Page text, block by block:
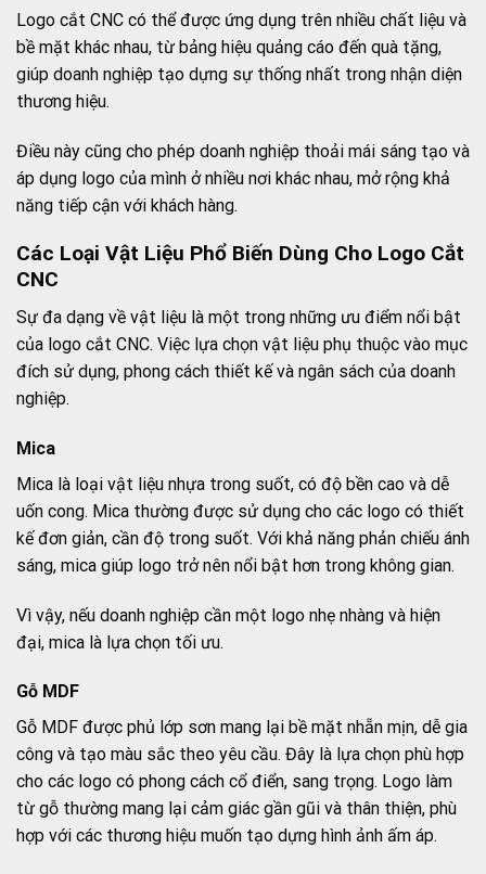
Logo cắt CNC có thể được ứng dụng trên nhiều chất liệu và
bề mặt khác nhau, từ bảng hiệu quảng cáo đến quà tặng,
giúp doanh nghiệp tạo dựng sự thống nhất trong nhận diện
thương hiệu.
Điều này cũng cho phép doanh nghiệp thoải mái sáng tạo và
áp dụng logo của mình ở nhiều nơi khác nhau, mở rộng khả
năng tiếp cận với khách hàng.
Các Loại Vật Liệu Phổ Biến Dùng Cho Logo Cắt
CNC
Sự đa dạng về vật liệu là một trong những ưu điểm nổi bật
của logo cắt CNC. Việc lựa chọn vật liệu phụ thuộc vào mục
đích sử dụng, phong cách thiết kế và ngân sách của doanh
nghiệp.
Mica
Mica là loại vật liệu nhựa trong suốt, có độ bền cao và dễ
uốn cong. Mica thường được sử dụng cho các logo có thiết
kế đơn giản, cần độ trong suốt. Với khả năng phản chiếu ánh
sáng, mica giúp logo trở nên nổi bật hơn trong không gian.
Vì vậy, nếu doanh nghiệp cần một logo nhẹ nhàng và hiện
đại, mica là lựa chọn tối ưu.
Gỗ MDF
Gỗ MDF được phủ lớp sơn mang lại bề mặt nhẵn mịn, dễ gia
công và tạo màu sắc theo yêu cầu. Đây là lựa chọn phù hợp
cho các logo có phong cách cổ điển, sang trọng. Logo làm
từ gỗ thường mang lại cảm giác gần gũi và thân thiện, phù
hợp với các thương hiệu muốn tạo dựng hình ảnh ấm áp.